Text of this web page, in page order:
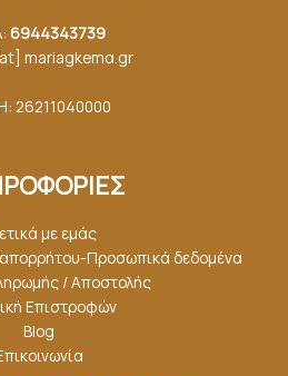
6944343739
mariagkemα.gr
26211040000
με εμάς
Προσωπικά δεδομένα
/ Αποστολής
Επιστροφών
Blog